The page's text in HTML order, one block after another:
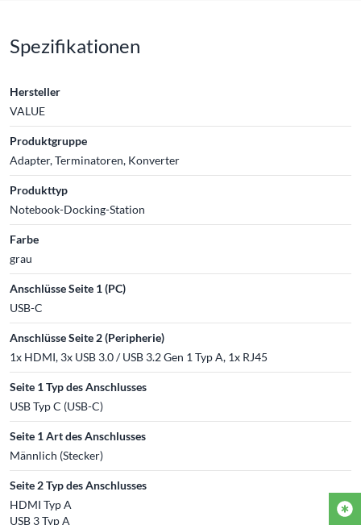
Spezifikationen
Hersteller
VALUE
Produktgruppe
Adapter, Terminatoren, Konverter
Produkttyp
Notebook-Docking-Station
Farbe
grau
Anschlüsse Seite 1 (PC)
USB-C
Anschlüsse Seite 2 (Peripherie)
1x HDMI, 3x USB 3.0 / USB 3.2 Gen 1 Typ A, 1x RJ45
Seite 1 Typ des Anschlusses
USB Typ C (USB-C)
Seite 1 Art des Anschlusses
Männlich (Stecker)
Seite 2 Typ des Anschlusses
HDMI Typ A
USB 3 Typ A